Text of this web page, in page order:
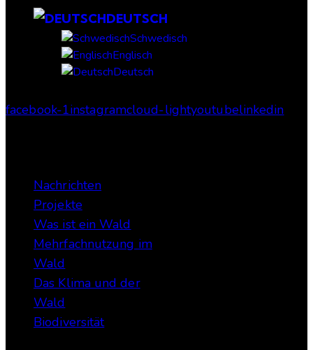
DEUTSCH
Schwedisch
Englisch
Deutsch
facebook-1instagramcloud-lightyoutubelinkedin
Nachrichten
Projekte
Was ist ein Wald
Mehrfachnutzung im
Wald
Das Klima und der
Wald
Biodiversität